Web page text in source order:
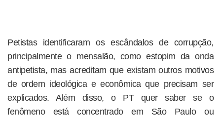
Petistas identificaram os escândalos de corrupção,
principalmente o mensalão, como estopim da onda
antipetista, mas acreditam que existam outros motivos
de ordem ideológica e econômica que precisam ser
explicados. Além disso, o PT quer saber se o
fenômeno está concentrado em São Paulo ou